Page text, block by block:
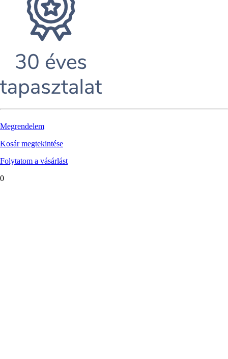
Megrendelem
Kosár megtekintése
Folytatom a vásárlást
0